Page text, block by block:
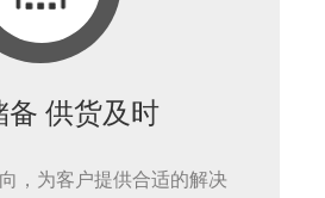
备 供货及时
，为客户提供合适的解决